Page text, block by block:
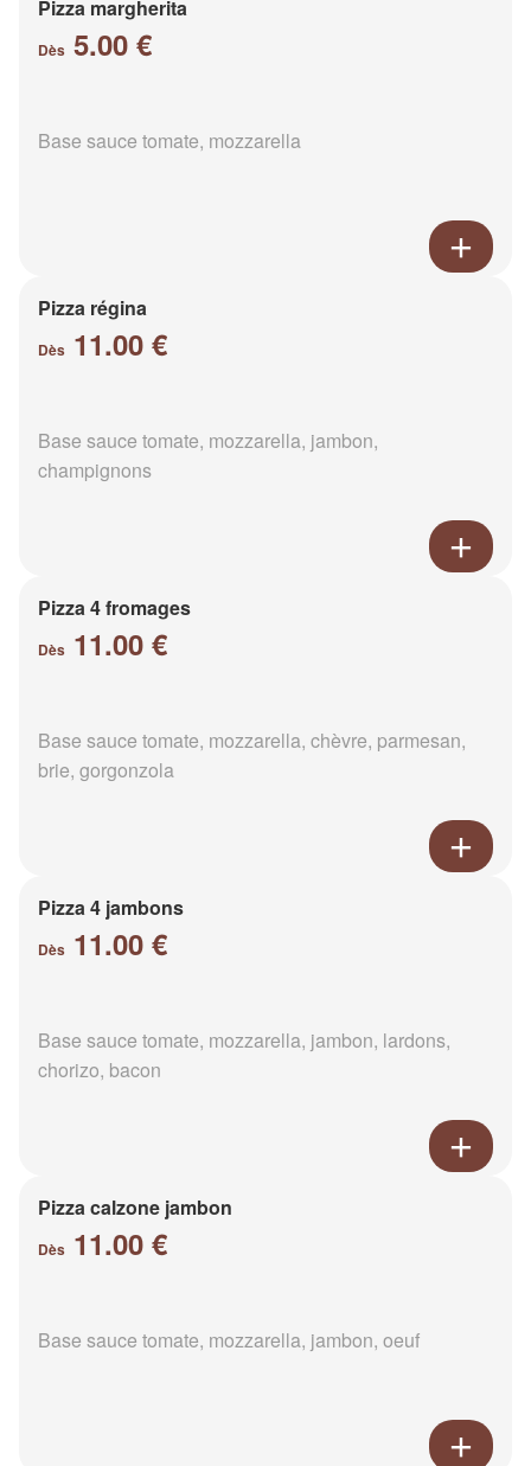
Pizza margherita
Dès 5.00 €
Base sauce tomate, mozzarella
Pizza régina
Dès 11.00 €
Base sauce tomate, mozzarella, jambon,
champignons
Pizza 4 fromages
Dès 11.00 €
Base sauce tomate, mozzarella, chèvre, parmesan,
brie, gorgonzola
Pizza 4 jambons
Dès 11.00 €
Base sauce tomate, mozzarella, jambon, lardons,
chorizo, bacon
Pizza calzone jambon
Dès 11.00 €
Base sauce tomate, mozzarella, jambon, oeuf